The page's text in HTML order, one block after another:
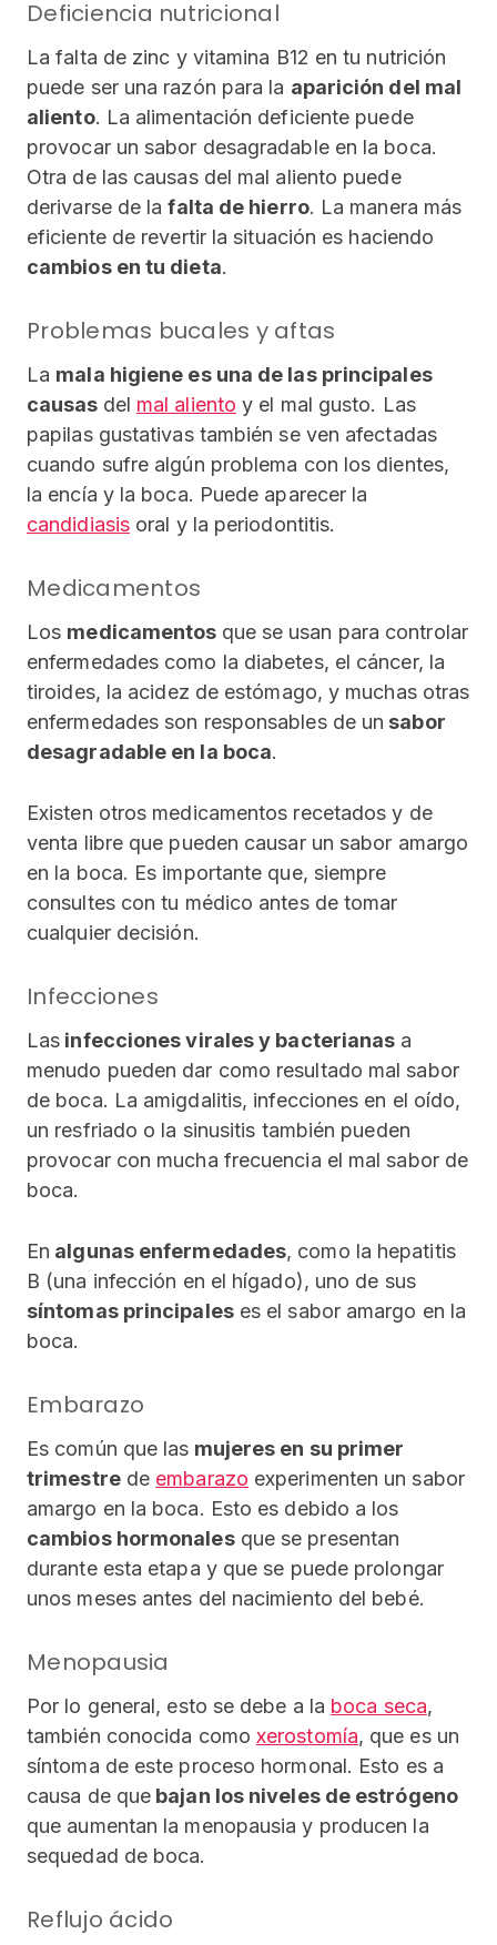
Deficiencia nutricional
La falta de zinc y vitamina B12 en tu nutrición
puede ser una razón para la aparición del mal
aliento. La alimentación deficiente puede
provocar un sabor desagradable en la boca.
Otra de las causas del mal aliento puede
derivarse de lafalta de hierro. La manera más
eficiente de revertir la situación es haciendo
cambios en tu dieta.
Problemas bucales y aftas
La mala higiene es una de las principales
causas del mal aliento y el mal gusto. Las
papilas gustativas también se ven afectadas
cuando sufre algún problema con los dientes,
la encía y la boca. Puede aparecer la
candidiasis oral y la periodontitis.
Medicamentos
Los medicamentos que se usan para controlar
enfermedades como la diabetes, el cáncer, la
tiroides, la acidez de estómago, y muchas otras
enfermedades son responsables de un sabor
desagradable en la boca.
Existen otros medicamentos recetados y de
venta libre que pueden causar un sabor amargo
en la boca. Es importante que, siempre
consultes con tu médico antes de tomar
cualquier decisión.
Infecciones
Las infecciones virales y bacterianas a
menudo pueden dar como resultado mal sabor
de boca. La amigdalitis, infecciones en el oído,
un resfriado o la sinusitis también pueden
provocar con mucha frecuencia el mal sabor de
boca.
En algunas enfermedades, como la hepatitis
B (una infección en el hígado), uno de sus
síntomas principaleses el sabor amargo en la
boca.
Embarazo
Es común que las mujeres en su primer
trimestrede embarazo experimenten un sabor
amargo en la boca. Esto es debido a los
cambios hormonalesque se presentan
durante esta etapa y que se puede prolongar
unos meses antes del nacimiento del bebé.
Menopausia
Por lo general, esto se debe a la boca seca,
también conocida como xerostomía, que es un
síntoma de este proceso hormonal. Esto es a
causa de que bajan los niveles de estrógeno
que aumentan la menopausia y producen la
sequedad de boca.
Reflujo ácido